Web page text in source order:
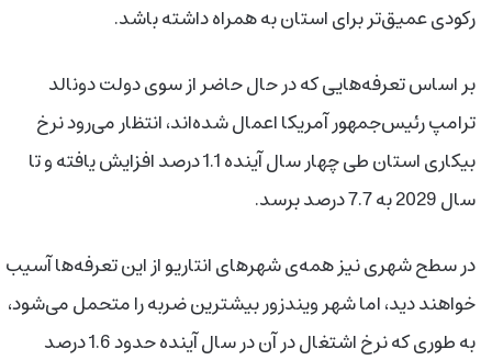
رکودی عمیق‌تر برای استان به همراه داشته باشد.
بر اساس تعرفه‌هایی که در حال حاضر از سوی دولت دونالد
ترامپ رئیس‌جمهور آمریکا اعمال شده‌اند، انتظار می‌رود نرخ
بیکاری استان طی چهار سال آینده 1.1 درصد افزایش یافته و تا
سال 2029 به 7.7 درصد برسد.
در سطح شهری نیز همه‌ی شهرهای انتاریو از این تعرفه‌ها آسیب
خواهند دید، اما شهر ویندزور بیشترین ضربه را متحمل می‌شود،
به طوری که نرخ اشتغال در آن در سال آینده حدود 1.6 درصد